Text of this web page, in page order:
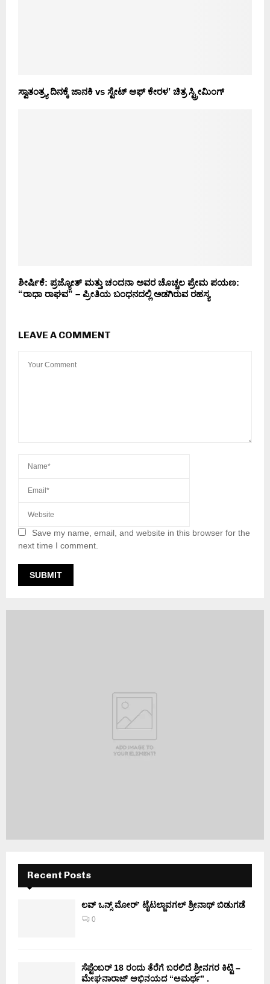
ಸ್ವಾತಂತ್ರ್ಯ ದಿನಕ್ಕೆ ಜಾನಕಿ vs ಸ್ಟೇಟ್ ಆಫ್ ಕೇರಳ’ ಚಿತ್ರ ಸ್ಟ್ರೀಮಿಂಗ್
ಶೀರ್ಷಿಕೆ: ಪ್ರಜ್ಯೋತ್ ಮತ್ತು ಚಂದನಾ ಅವರ ಚೊಚ್ಚಲ ಪ್ರೇಮ ಪಯಣ:
“ರಾಧಾ ರಾಘವ” – ಪ್ರೀತಿಯ ಬಂಧನದಲ್ಲಿ ಅಡಗಿರುವ ರಹಸ್ಯ
LEAVE A COMMENT
Save my name, email, and website in this browser for the
next time I comment.
Recent Posts
ಲವ್ ಒನ್ಸ್ ಮೋರ್’ ಟೈಟಲ್ಜಾವಗಲ್ ಶ್ರೀನಾಥ್ ಬಿಡುಗಡೆ
0
ಸೆಪ್ಟೆಂಬರ್ 18 ರಂದು ತೆರೆಗೆ ಬರಲಿದೆ ಶ್ರೀನಗರ ಕಿಟ್ಟಿ –
ಮೇಘನಾರಾಜ್ ಅಭಿನಯದ “ಅಮರ್ಥ” .